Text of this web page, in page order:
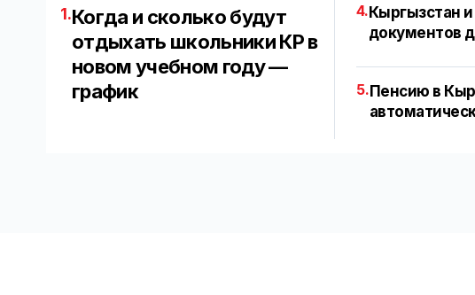
1.Когда и сколько будут
отдыхать школьники КР в
новом учебном году —
график
4.Кыргызстан
документов
5.Пенсию в